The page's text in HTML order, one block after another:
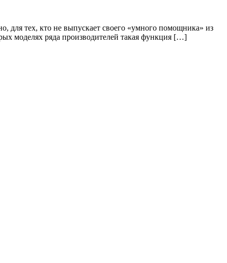
для тех, кто не выпускает своего «умного помощника» из
моделях ряда производителей такая функция […]